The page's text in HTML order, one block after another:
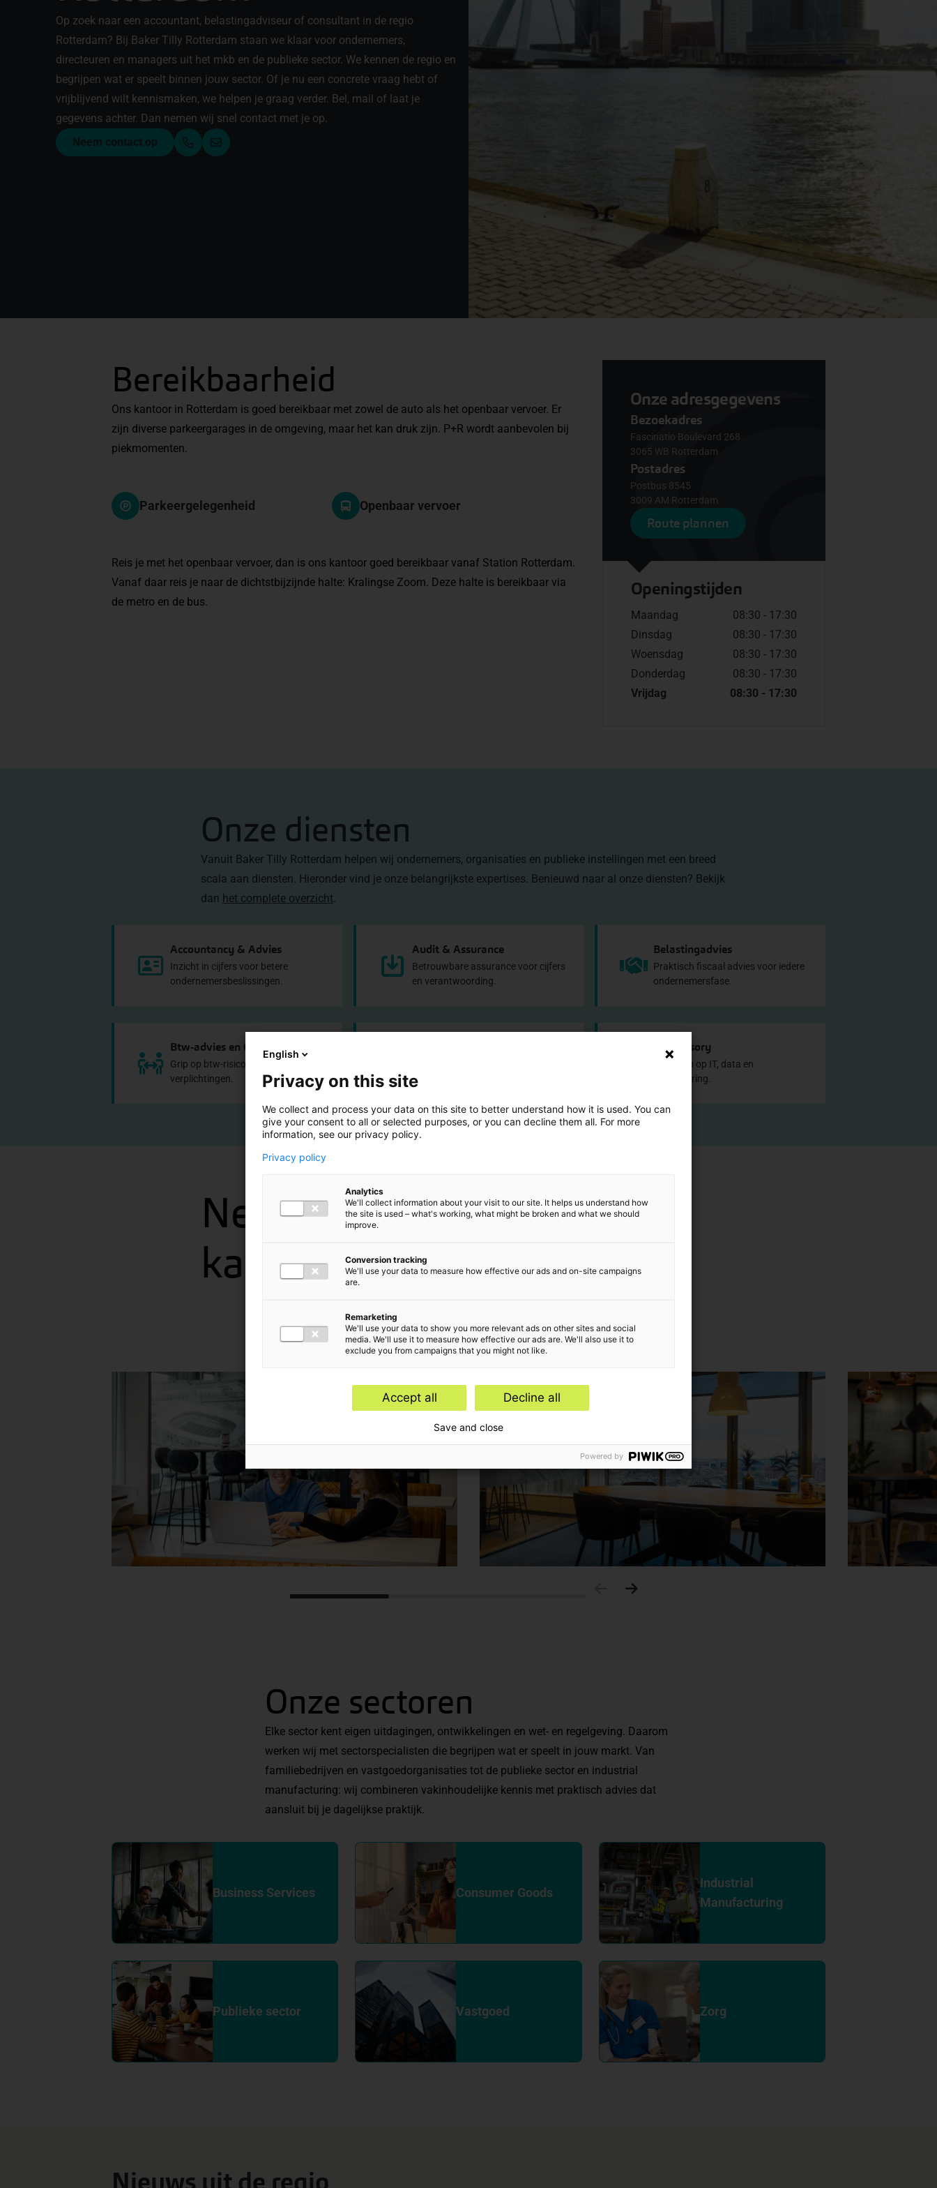
Op zoek naar een accountant, belastingadviseur of consultant in de regio
Rotterdam? Bij Baker Tilly Rotterdam staan we klaar voor ondernemers,
directeuren en managers uit het mkb en de publieke sector. We kennen de regio en
begrijpen wat er speelt binnen jouw sector. Of je nu een concrete vraag hebt of
vrijblijvend wilt kennismaken, we helpen je graag verder. Bel, mail of laat je
gegevens achter. Dan nemen wij snel contact met je op.
Neem contact op
Bereikbaarheid
Ons kantoor in Rotterdam is goed bereikbaar met zowel de auto als het openbaar vervoer. Er
zijn diverse parkeergarages in de omgeving, maar het kan druk zijn. P+R wordt aanbevolen bij
piekmomenten.
Parkeergelegenheid Openbaar vervoer
Reis je met het openbaar vervoer, dan is ons kantoor goed bereikbaar vanaf Station Rotterdam.
Vanaf daar reis je naar de dichtstbijzijnde halte: Kralingse Zoom. Deze halte is bereikbaar via
de metro en de bus.
Onze adresgegevens
Bezoekadres
Fascinatio Boulevard 268
3065 WB Rotterdam
Postadres
Postbus 8545
3009 AM Rotterdam
Route plannen
Openingstijden
Maandag
Dinsdag
Woensdag
Donderdag
Vrijdag
08:30 - 17:30
08:30 - 17:30
08:30 - 17:30
08:30 - 17:30
08:30 - 17:30
Onze diensten
Vanuit Baker Tilly Rotterdam helpen wij ondernemers, organisaties en publieke instellingen met een breed
scala aan diensten. Hieronder vind je onze belangrijkste expertises. Benieuwd naar al onze diensten? Bekijk
dan het complete overzicht.
Accountancy & Advies
Inzicht in cijfers voor betere
ondernemersbeslissingen.
Audit & Assurance
Betrouwbare assurance voor cijfers
en verantwoording.
Belastingadvies
Praktisch fiscaal advies voor iedere
ondernemersfase.
Btw-advies en Compliance
Grip op btw-risico’s en fiscale
verplichtingen.
financieringen en waarderingen.
IT Advisory
Meer grip op IT, data en
digitalisering.
Neem een kijkje in ons
kantoor
Onze sectoren
Elke sector kent eigen uitdagingen, ontwikkelingen en wet- en regelgeving. Daarom
werken wij met sectorspecialisten die begrijpen wat er speelt in jouw markt. Van
familiebedrijven en vastgoedorganisaties tot de publieke sector en industrial
manufacturing: wij combineren vakinhoudelijke kennis met praktisch advies dat
aansluit bij je dagelijkse praktijk.
Business Services Consumer Goods
Industrial
Manufacturing
Publieke sector Vastgoed Zorg
English
Privacy on this site
We collect and process your data on this site to better understand how it is used. You can
give your consent to all or selected purposes, or you can decline them all. For more
information, see our privacy policy.
Privacy policy
Analytics
We'll collect information about your visit to our site. It helps us understand how
the site is used – what's working, what might be broken and what we should
improve.
Conversion tracking
We'll use your data to measure how effective our ads and on-site campaigns
are.
Remarketing
We'll use your data to show you more relevant ads on other sites and social
media. We'll use it to measure how effective our ads are. We'll also use it to
exclude you from campaigns that you might not like.
Accept all Decline all
Save and close
Powered by